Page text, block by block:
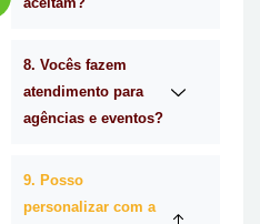
8. Vocês fazem
atendimento para
agências e eventos?
9. Posso
personalizar com a